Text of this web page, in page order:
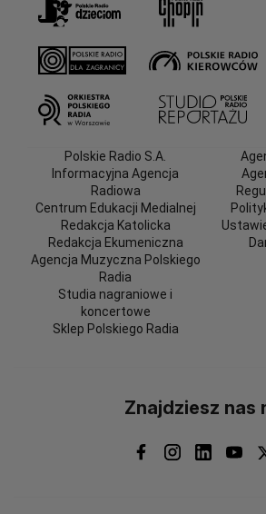
Polskie Radio S.A.
Informacyjna Agencja
Radiowa
Centrum Edukacji Medialnej
Redakcja Katolicka
Redakcja Ekumeniczna
Agencja Muzyczna Polskiego
Radia
Studia nagraniowe i
koncertowe
Sklep Polskiego Radia
Znajdziesz nas